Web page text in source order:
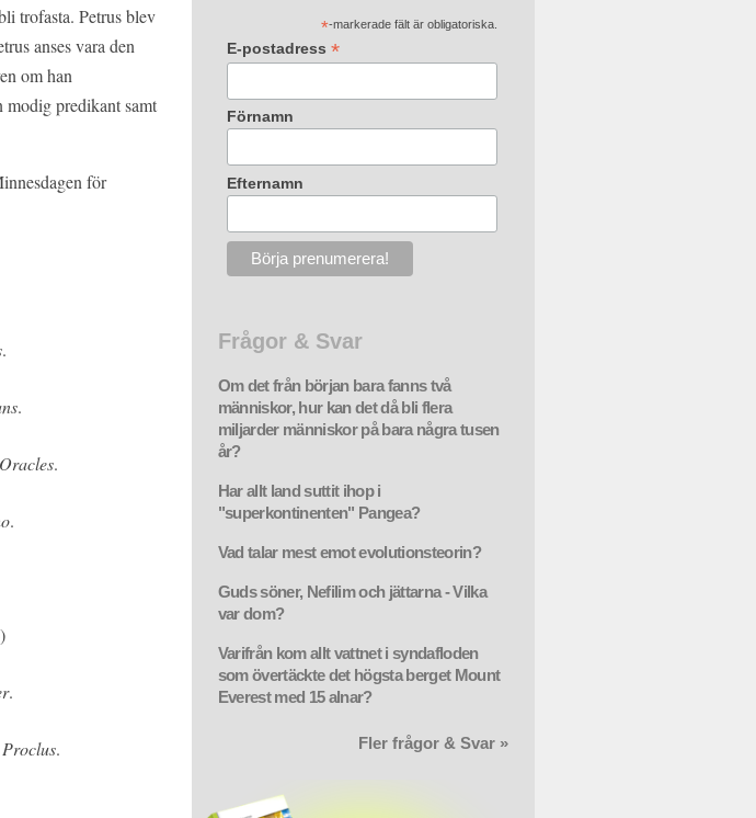
trofasta. Petrus blev
anses vara den
om han
modig predikant samt
för
.
.
.
.
.
.
*-markerade fält är obligatoriska.
E-postadress *
Förnamn
Efternamn
Frågor & Svar
Om det från början bara fanns två
människor, hur kan det då bli flera
miljarder människor på bara några tusen
år?
Har allt land suttit ihop i
"superkontinenten" Pangea?
Vad talar mest emot evolutionsteorin?
Guds söner, Nefilim och jättarna - Vilka
var dom?
Varifrån kom allt vattnet i syndafloden
som övertäckte det högsta berget Mount
Everest med 15 alnar?
Fler frågor & Svar »